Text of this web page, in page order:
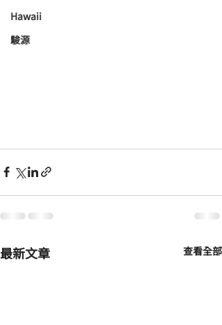
Hawaii
駿源
最新文章 查看全部